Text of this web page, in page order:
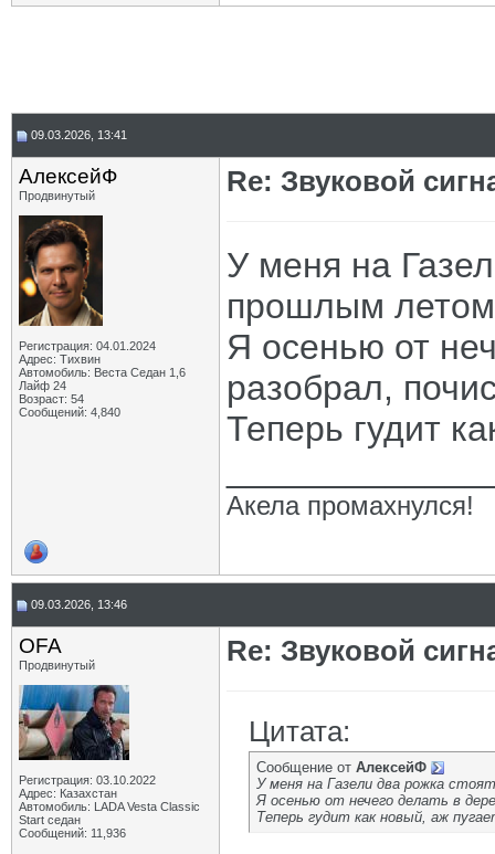
09.03.2026, 13:41
АлексейФ
Продвинутый
Регистрация: 04.01.2024
Адрес: Тихвин
Автомобиль: Веста Седан 1,6
Лайф 24
Возраст: 54
Сообщений: 4,840
Re: Звуковой
У меня на
прошлым
Я осенью от
разобрал,
Теперь гудит
Акела промахнулся!
09.03.2026, 13:46
OFA
Продвинутый
Регистрация: 03.10.2022
Адрес: Казахстан
Автомобиль: LADA Vesta Classic
Start седан
Сообщений: 11,936
Re: Звуковой
Цитата:
Сообщение от АлексейФ
У меня на Газели два рожка
Я осенью от нечего делать в
Теперь гудит как новый, аж